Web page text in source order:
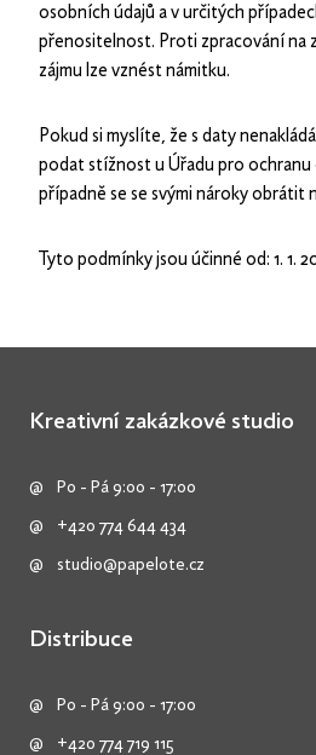
osobních údajů a v určitých
přenositelnost. Proti zpracování na
zájmu lze vznést námitku.
Pokud si myslíte, že s daty
podat stížnost u Úřadu pro ochranu
případně se se svými nároky obrátit
Tyto podmínky jsou účinné od: 1. 1.
Kreativní zakázkové studio
Po - Pá 9:00 - 17:00
+420 774 644 434
studio@papelote.cz
Distribuce
Po - Pá 9:00 - 17:00
+420 774 719 115